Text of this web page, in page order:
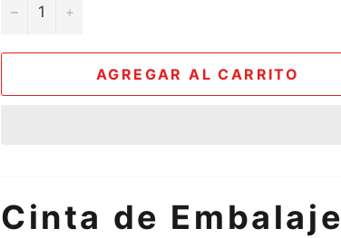
− +
AGREGAR AL CARRITO
Cinta de Embalaje